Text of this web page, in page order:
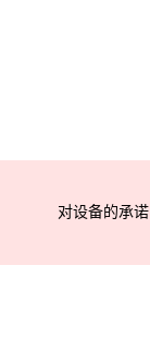
对设备的承诺